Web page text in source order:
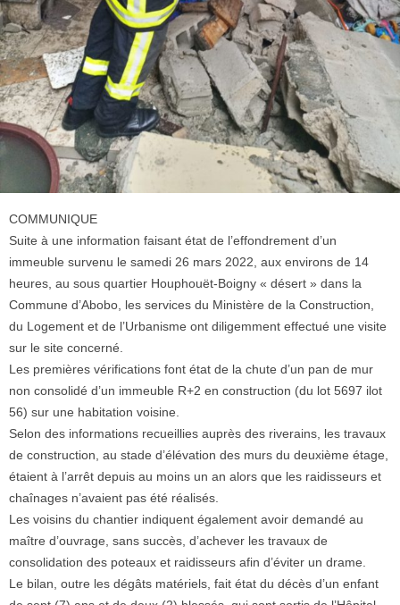
COMMUNIQUE
Suite à une information faisant état de l’effondrement d’un
immeuble survenu le samedi 26 mars 2022, aux environs de 14
heures, au sous quartier Houphouët-Boigny « désert » dans la
Commune d’Abobo, les services du Ministère de la Construction,
du Logement et de l’Urbanisme ont diligemment effectué une visite
sur le site concerné.
Les premières vérifications font état de la chute d’un pan de mur
non consolidé d’un immeuble R+2 en construction (du lot 5697 ilot
56) sur une habitation voisine.
Selon des informations recueillies auprès des riverains, les travaux
de construction, au stade d’élévation des murs du deuxième étage,
étaient à l’arrêt depuis au moins un an alors que les raidisseurs et
chaînages n’avaient pas été réalisés.
Les voisins du chantier indiquent également avoir demandé au
maître d’ouvrage, sans succès, d’achever les travaux de
consolidation des poteaux et raidisseurs afin d’éviter un drame.
Le bilan, outre les dégâts matériels, fait état du décès d’un enfant